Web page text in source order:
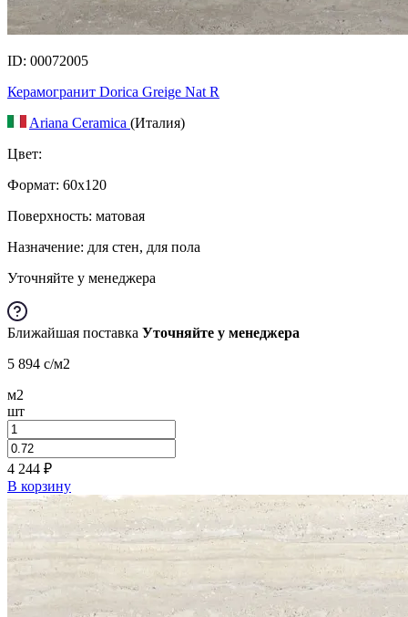
ID: 00072005
Керамогранит Dorica Greige Nat R
Ariana Ceramica (Италия)
Цвет:
Формат: 60x120
Поверхность: матовая
Назначение: для стен, для пола
Уточняйте у менеджера
Ближайшая поставка Уточняйте у менеджера
5 894 c/м2
м2
шт
4 244 ₽
В корзину